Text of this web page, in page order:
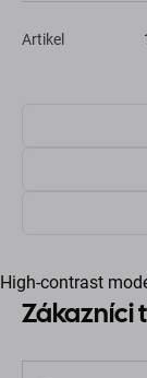
Artikel
High-contrast
Zákazníci